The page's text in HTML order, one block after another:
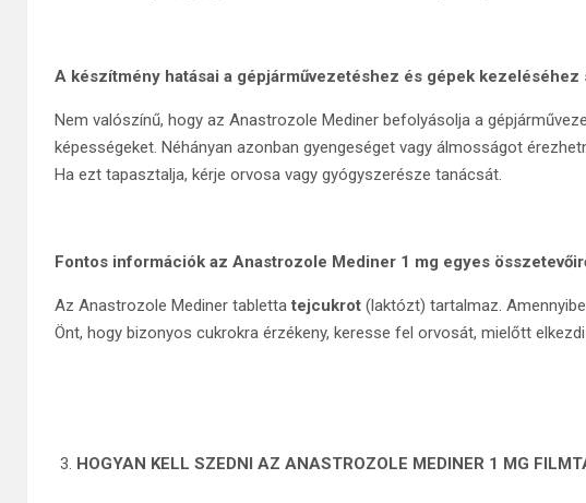
A készítmény hatásai a gépjárművezetéshez és gépek
Nem valószínű, hogy az Anastrozole Mediner befolyásolja a
képességeket. Néhányan azonban gyengeséget vagy álmosságot
Ha ezt tapasztalja, kérje orvosa vagy gyógyszerésze tanácsát.
Fontos információk az Anastrozole Mediner 1 mg egyes
Az Anastrozole Mediner tablettatejcukrot (laktózt) tartalmaz.
Önt, hogy bizonyos cukrokra érzékeny, keresse fel orvosát, mielőtt
HOGYAN KELL SZEDNI AZ ANASTROZOLE MEDINER 1 MG